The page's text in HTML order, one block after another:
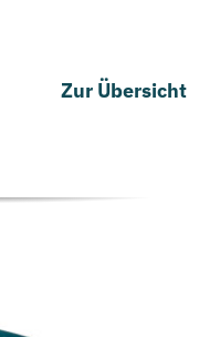
Zur Übersicht